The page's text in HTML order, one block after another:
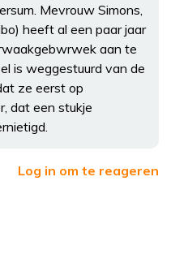
Mevrouw Simons,
heeft al een paar jaar
aan te
is weggestuurd van de
ze eerst op
dat een stukje
Log in om te reageren